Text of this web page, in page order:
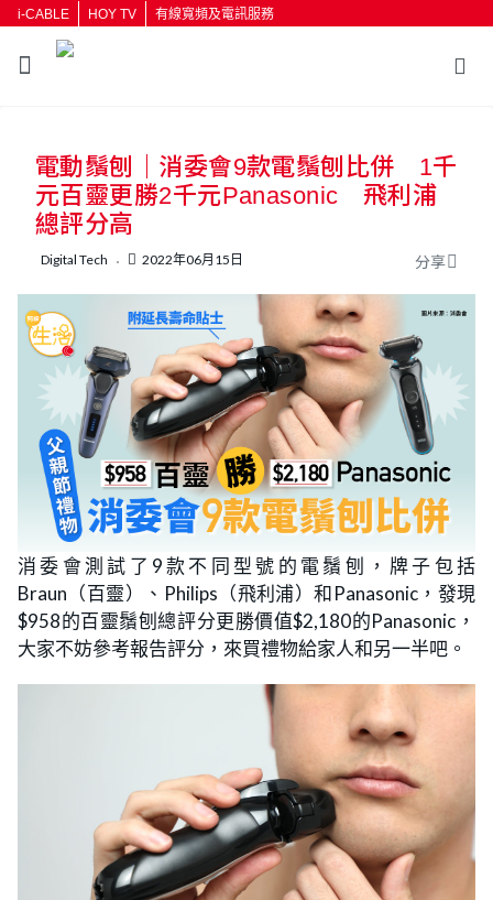
i-CABLE HOY TV 有線寬頻及電訊服務
按輸入鍵開始搜尋
電動鬚刨｜消委會9款電鬚刨比併 1千
元百靈更勝2千元Panasonic 飛利浦
總評分高
Digital Tech 2022年06月15日 分享
消委會測試了9款不同型號的電鬚刨，牌子包括
Braun（百靈）、Philips（飛利浦）和Panasonic，發現
$958的百靈鬚刨總評分更勝價值$2,180的Panasonic，
大家不妨參考報告評分，來買禮物給家人和另一半吧。